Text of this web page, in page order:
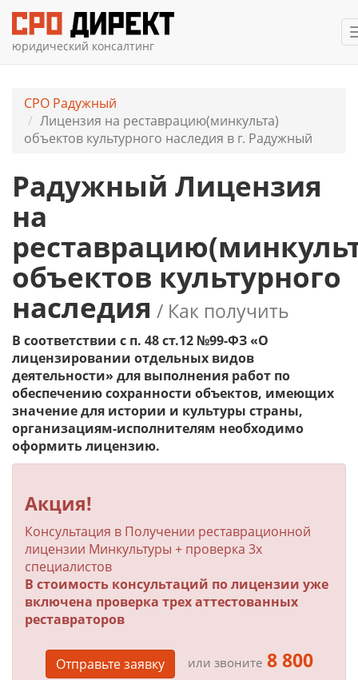
юридический консалтинг
СРО Радужный
Лицензия на реставрацию(минкульта)
объектов культурного наследия в г. Радужный
Радужный Лицензия
на
объектов культурного
наследия / Как получить
В соответствии с п. 48 ст.12 №99-ФЗ «О
лицензировании отдельных видов
деятельности» для выполнения работ по
обеспечению сохранности объектов, имеющих
значение для истории и культуры страны,
организациям-исполнителям необходимо
оформить лицензию.
Акция!
Консультация в Получении реставрационной
лицензии Минкультуры + проверка 3х
специалистов
В стоимость консультаций по лицензии уже
включена проверка трех аттестованных
реставраторов
Отправьте заявку или звоните8 800